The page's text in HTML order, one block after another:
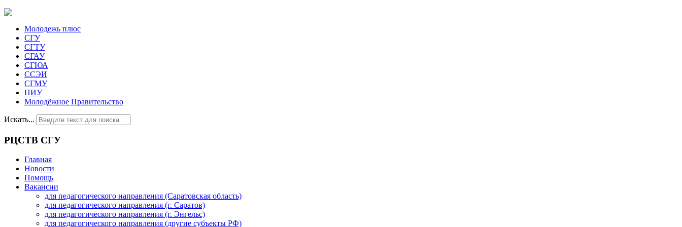
Молодежь плюс
СГУ
СГТУ
СГАУ
СГЮА
ССЭИ
СГМУ
ПИУ
Молодёжное Правительство
Искать...
РЦСТВ СГУ
Главная
Новости
Помощь
Вакансии
для педагогического направления (Саратовская область)
для педагогического направления (г. Саратов)
для педагогического направления (г. Энгельс)
для педагогического направления (другие субъекты РФ)